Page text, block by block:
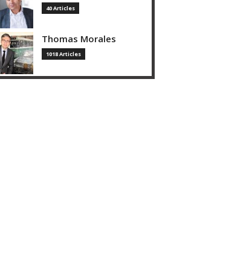
40 Articles
Thomas Morales
1018 Articles